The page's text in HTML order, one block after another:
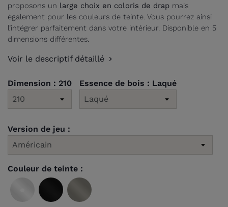
proposons un large choix en coloris de drap mais
également pour les couleurs de teinte. Vous pourrez ainsi
l’intégrer parfaitement dans votre intérieur. Disponible en 5
dimensions différentes.
Voir le descriptif détaillé
Dimension : 210 Essence de bois : Laqué
Version de jeu :
Couleur de teinte :
Laque
blanche
Laque
noire
rideau